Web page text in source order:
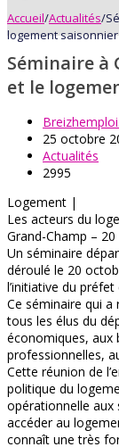
Accueil/Actualités/
logement saisonnier
Séminaire à
et le
25 octobre
Actualités
2995
Logement |
Les acteurs du
Grand-Champ –
Un séminaire
déroulé le 20
l’initiative du
Ce séminaire qui
tous les élus du
économiques, aux
professionnelles,
Cette réunion de
politique du
opérationnelle aux
accéder au
connaît une très